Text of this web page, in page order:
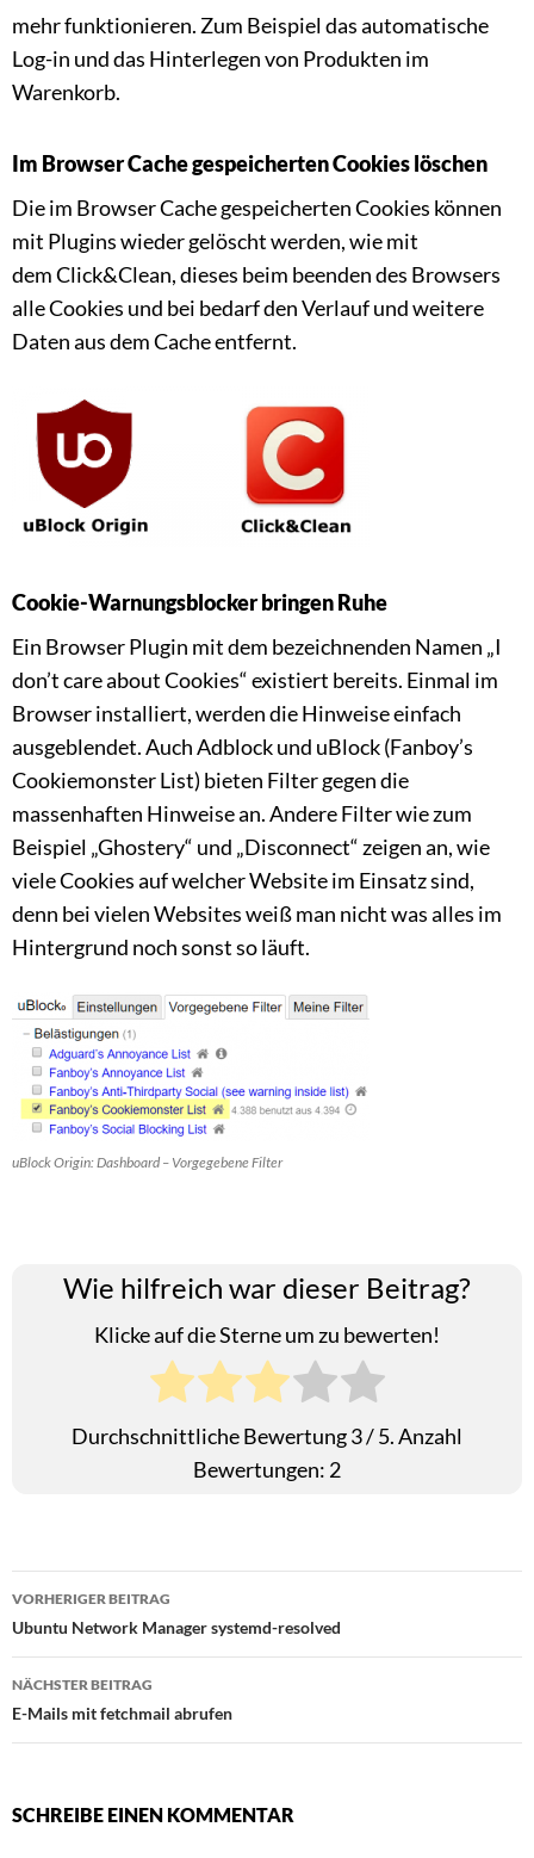
mehr funktionieren. Zum Beispiel das automatische
Log-in und das Hinterlegen von Produkten im
Warenkorb.
Im Browser Cache gespeicherten Cookies löschen
Die im Browser Cache gespeicherten Cookies können
mit Plugins wieder gelöscht werden, wie mit
dem Click&Clean, dieses beim beenden des Browsers
alle Cookies und bei bedarf den Verlauf und weitere
Daten aus dem Cache entfernt.
Cookie-Warnungsblocker bringen Ruhe
Ein Browser Plugin mit dem bezeichnenden Namen „I
don’t care about Cookies“ existiert bereits. Einmal im
Browser installiert, werden die Hinweise einfach
ausgeblendet. Auch Adblock und uBlock (Fanboy’s
Cookiemonster List) bieten Filter gegen die
massenhaften Hinweise an. Andere Filter wie zum
Beispiel „Ghostery“ und „Disconnect“ zeigen an, wie
viele Cookies auf welcher Website im Einsatz sind,
denn bei vielen Websites weiß man nicht was alles im
Hintergrund noch sonst so läuft.
uBlock Origin: Dashboard – Vorgegebene Filter
Wie hilfreich war dieser Beitrag?
Klicke auf die Sterne um zu bewerten!
Durchschnittliche Bewertung3/ 5. Anzahl
Bewertungen: 2
Beitragsnavigation
VORHERIGER BEITRAG
Ubuntu Network Manager systemd-resolved
NÄCHSTER BEITRAG
E-Mails mit fetchmail abrufen
SCHREIBE EINEN KOMMENTAR